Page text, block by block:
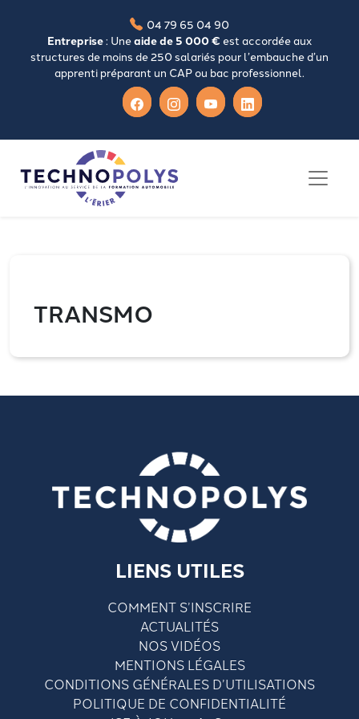
04 79 65 04 90
Entreprise: Uneaide de 5 000 € est accordée aux
structures de moins de 250 salariés pour l’embauche d’un
apprenti préparant un CAP ou bac professionnel.
TRANSMO
LIENS UTILES
COMMENT S’INSCRIRE
ACTUALITÉS
NOS VIDÉOS
MENTIONS LÉGALES
CONDITIONS GÉNÉRALES D’UTILISATIONS
POLITIQUE DE CONFIDENTIALITÉ